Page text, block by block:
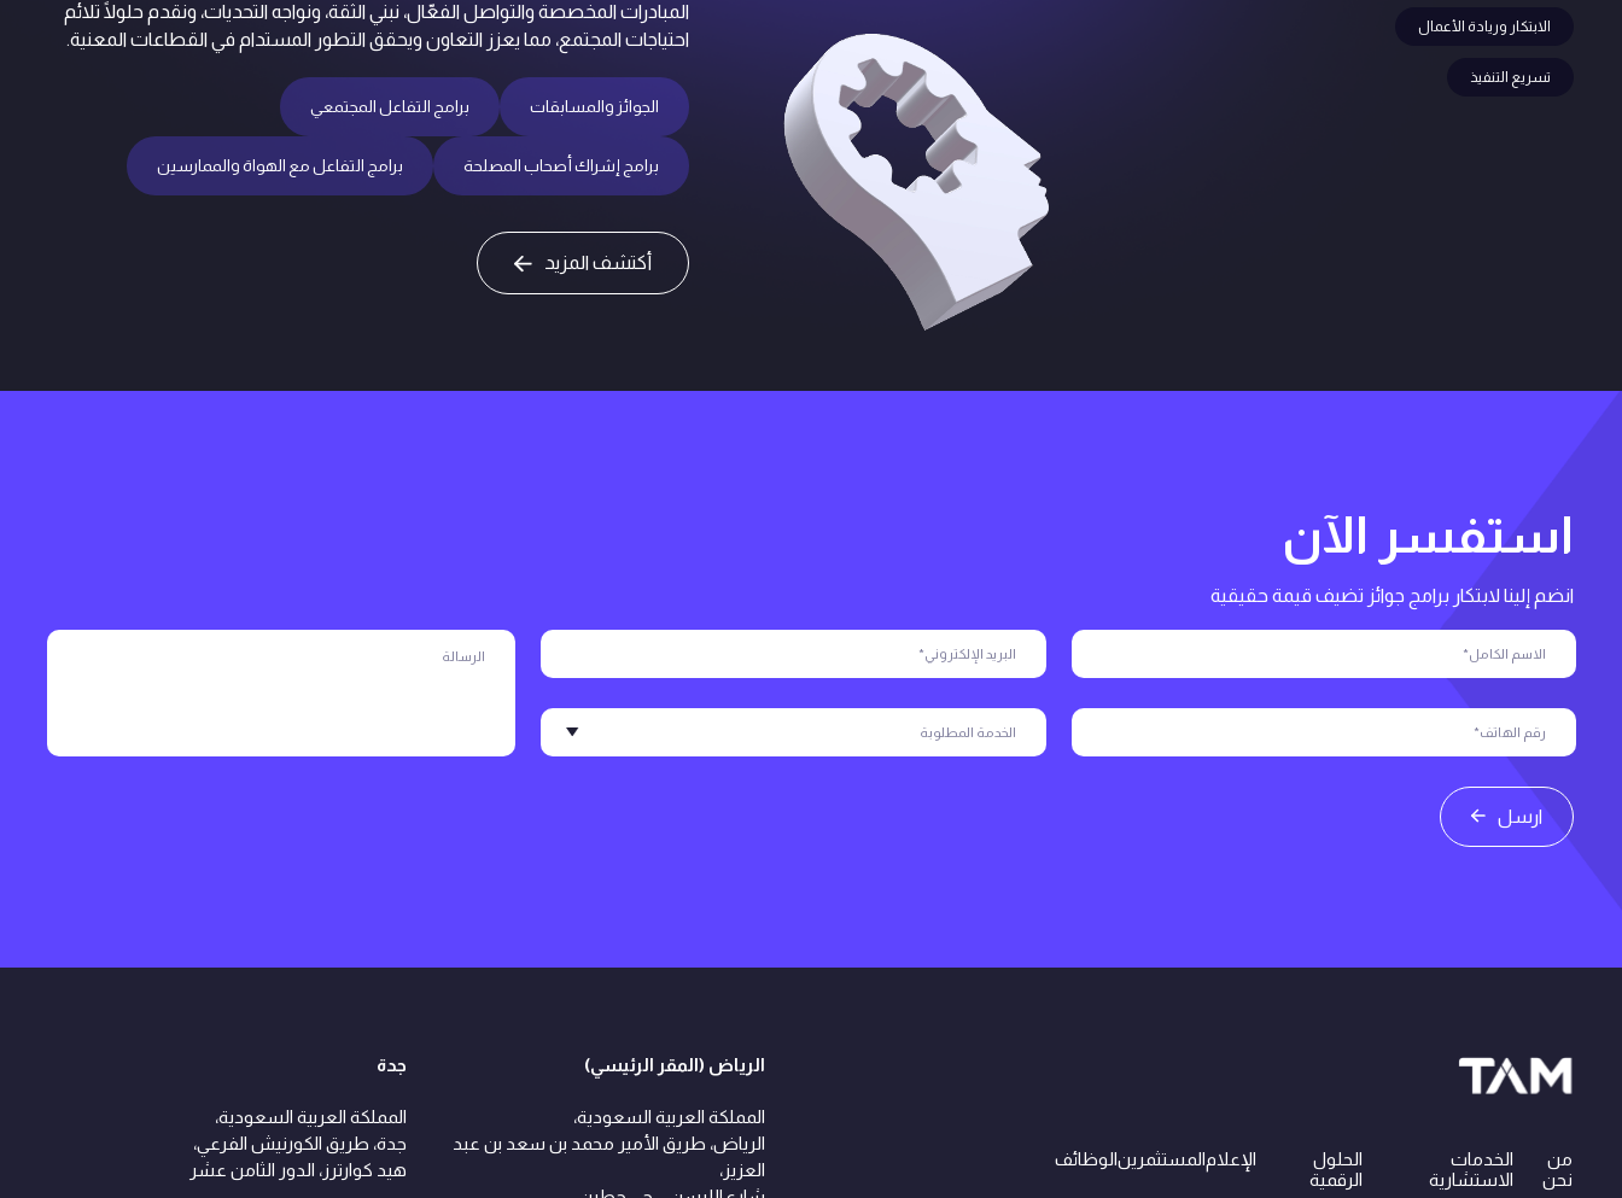
الابتكار وريادة الأعمال
تسريع التنفيذ
المبادرات المخصصة والتواصل الفعّال، نبني الثقة، ونواجه التحديات، ونقدم حلولًا تلائم
احتياجات المجتمع، مما يعزز التعاون ويحقق التطور المستدام في القطاعات المعنية.
الجوائز والمسابقات برامج التفاعل المجتمعي
برامج إشراك أصحاب المصلحة برامج التفاعل مع الهواة والممارسين
أكتشف المزيد
استفسر الآن
انضم إلينا لابتكار برامج جوائز تضيف قيمة حقيقية
ارسل
من
نحن
الخدمات
الاستشارية
الحلول
الرقمية
الإعلامالمستثمرينالوظائف
الرياض (المقر الرئيسي)
المملكة العربية السعودية،
الرياض، طريق الأمير محمد بن سعد بن عبد
العزيز،
جدة
المملكة العربية السعودية،
جدة، طريق الكورنيش الفرعي،
هيد كوارترز، الدور الثامن عشر